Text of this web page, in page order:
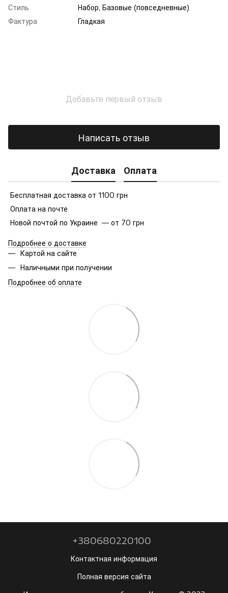
Стиль
Набор, Базовые (повседневные)
Фактура
Гладкая
Добавьте первый отзыв
Написать отзыв
Доставка Оплата
Бесплатная доставка от 1100 грн
Оплата на почте
Новой почтой по Украине — от 70 грн
Подробнее о доставке
Картой на сайте
Наличными при получении
Подробнее об оплате
+380680220100
Контактная информация
Полная версия сайта